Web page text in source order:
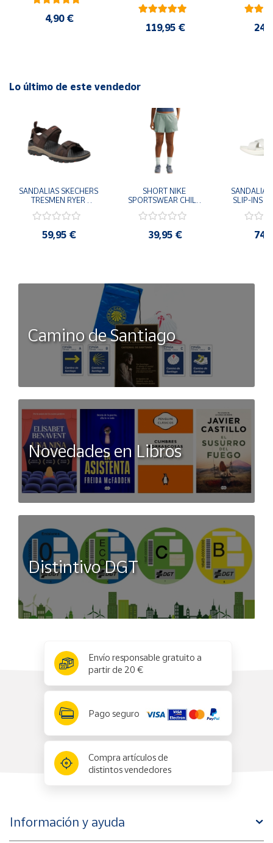
4,90 €
NEGRO JR6303
HOMBRE
119,95 €
Lo último de este vendedor
SANDALIAS SKECHERS
TRESMEN RYER
205112-CHOC
COMODAS
59,95 €
SHORT NIKE
SPORTSWEAR CHILL
006 PANTALONES
39,95 €
SANDALIAS
SLIP-INS
Camino de Santiago
Novedades en Libros
Distintivo DGT
Envío responsable gratuito a
partir de 20 €
Pago seguro
Compra artículos de
distintos vendedores
Información y ayuda